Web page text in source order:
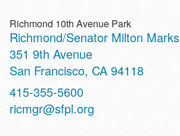
Richmond 10th Avenue Park
Richmond/Senator Milton Marks
Address
351 9th Avenue
San Francisco, CA 94118
Contact
Telephone
415-355-5600
ricmgr@sfpl.org